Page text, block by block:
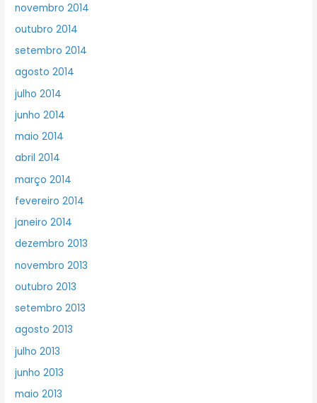
novembro 2014
outubro 2014
setembro 2014
agosto 2014
julho 2014
junho 2014
maio 2014
abril 2014
março 2014
fevereiro 2014
janeiro 2014
dezembro 2013
novembro 2013
outubro 2013
setembro 2013
agosto 2013
julho 2013
junho 2013
maio 2013